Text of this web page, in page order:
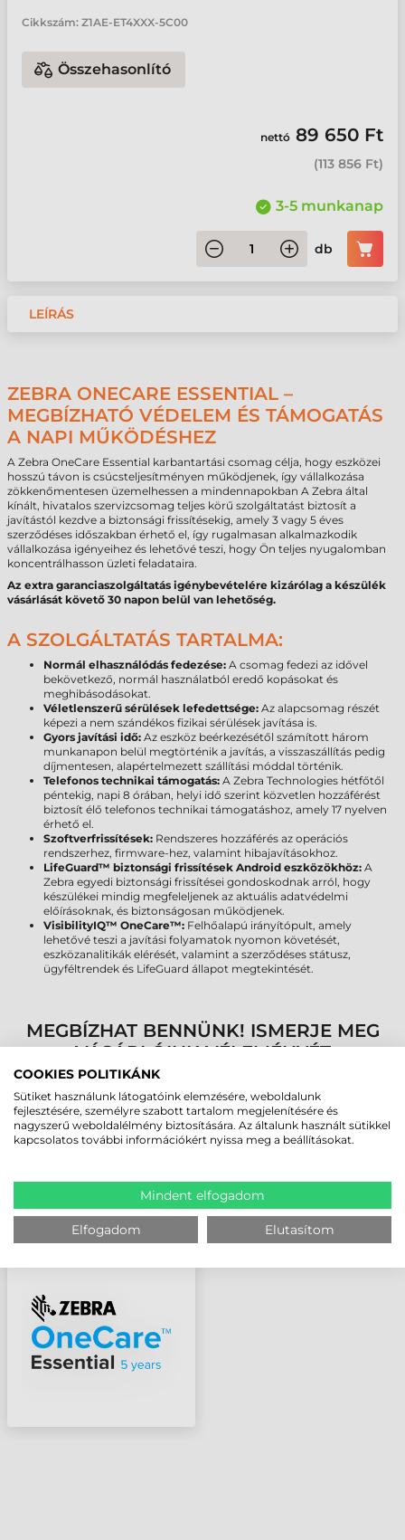
Cikkszám: Z1AE-ET4XXX-5C00
Összehasonlító
nettó 89 650 Ft
(113 856 Ft)
3-5 munkanap
db
LEÍRÁS
ZEBRA ONECARE ESSENTIAL –
MEGBÍZHATÓ VÉDELEM ÉS TÁMOGATÁS
A NAPI MŰKÖDÉSHEZ
A Zebra OneCare Essential karbantartási csomag célja, hogy eszközei
hosszú távon is csúcsteljesítményen működjenek, így vállalkozása
zökkenőmentesen üzemelhessen a mindennapokban A Zebra által
kínált, hivatalos szervizcsomag teljes körű szolgáltatást biztosít a
javítástól kezdve a biztonsági frissítésekig, amely 3 vagy 5 éves
szerződéses időszakban érhető el, így rugalmasan alkalmazkodik
vállalkozása igényeihez és lehetővé teszi, hogy Ön teljes nyugalomban
koncentrálhasson üzleti feladataira.
Az extra garanciaszolgáltatás igénybevételére kizárólag a készülék
vásárlását követő 30 napon belül van lehetőség.
A SZOLGÁLTATÁS TARTALMA:
Normál elhasználódás fedezése: A csomag fedezi az idővel
bekövetkező, normál használatból eredő kopásokat és
meghibásodásokat.
Véletlenszerű sérülések lefedettsége: Az alapcsomag részét
képezi a nem szándékos fizikai sérülések javítása is.
Gyors javítási idő: Az eszköz beérkezésétől számított három
munkanapon belül megtörténik a javítás, a visszaszállítás pedig
díjmentesen, alapértelmezett szállítási móddal történik.
Telefonos technikai támogatás: A Zebra Technologies hétfőtől
péntekig, napi 8 órában, helyi idő szerint közvetlen hozzáférést
biztosít élő telefonos technikai támogatáshoz, amely 17 nyelven
érhető el.
Szoftverfrissítések: Rendszeres hozzáférés az operációs
rendszerhez, firmware-hez, valamint hibajavításokhoz.
LifeGuard™ biztonsági frissítések Android eszközökhöz: A
Zebra egyedi biztonsági frissítései gondoskodnak arról, hogy
készülékei mindig megfeleljenek az aktuális adatvédelmi
előírásoknak, és biztonságosan működjenek.
VisibilityIQ™ OneCare™: Felhőalapú irányítópult, amely
lehetővé teszi a javítási folyamatok nyomon követését,
eszközanalitikák elérését, valamint a szerződéses státusz,
ügyféltrendek és LifeGuard állapot megtekintését.
MEGBÍZHAT BENNÜNK! ISMERJE MEG
VÁSÁRLÓINK VÉLEMÉNYÉT
KÖVESSE BE YOUTUBE CSATORNÁNKAT!
LEGUTÓBB MEGTEKINTETT TERMÉKEK
ZEBRA ONECARE
ESSENTIAL 5 ÉV
GARANCIA ET40, ET45
COOKIES POLITIKÁNK
Sütiket használunk látogatóink elemzésére, weboldalunk
fejlesztésére, személyre szabott tartalom megjelenítésére és
nagyszerű weboldalélmény biztosítására. Az általunk használt sütikkel
kapcsolatos további információkért nyissa meg a beállításokat.
Mindent elfogadom
Elfogadom Elutasítom